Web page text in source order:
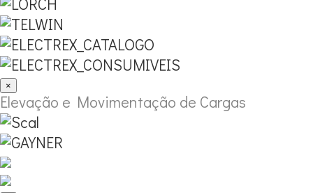
×
Elevação e Movimentação de Cargas